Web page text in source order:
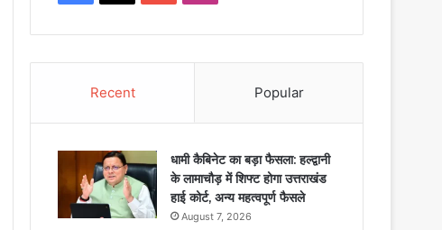
Recent Popular
धामी कैबिनेट का बड़ा फैसला: हल्द्वानी
के लामाचौड़ में शिफ्ट होगा उत्तराखंड
हाई कोर्ट, अन्य महत्वपूर्ण फैसले
August 7, 2026